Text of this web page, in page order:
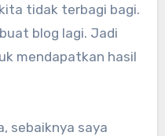
tidak terbagi bagi.
blog lagi. Jadi
mendapatkan hasil
sebaiknya saya